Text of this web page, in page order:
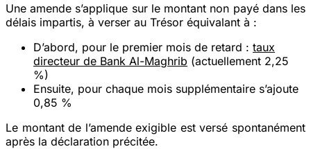
Une amende s’applique sur le montant non payé dans les
délais impartis, à verser au Trésor équivalant à :
D’abord, pour le premier mois de retard : taux
directeur de Bank Al-Maghrib (actuellement 2,25
%)
Ensuite, pour chaque mois supplémentaire s’ajoute
0,85 %
Le montant de l’amende exigible est versé spontanément
après la déclaration précitée.